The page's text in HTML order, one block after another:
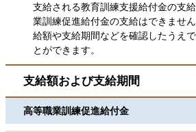
支給される教育訓練支援給付金の支
業訓練促進給付金の支給はできませ
給額や支給期間などを確認したうえ
とができます。
支給額および支給期間
高等職業訓練促進給付金